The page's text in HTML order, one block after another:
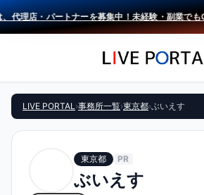
理店・パートナーを募集中！未経験・副業でもOK
LIVE PORTAL ›事務所一覧›東京都›ぶいえす
東京都 PR
ぶいえす